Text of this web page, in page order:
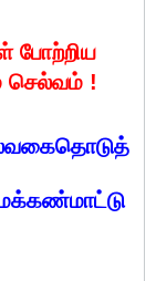
போற்றிய
செல்வம் !